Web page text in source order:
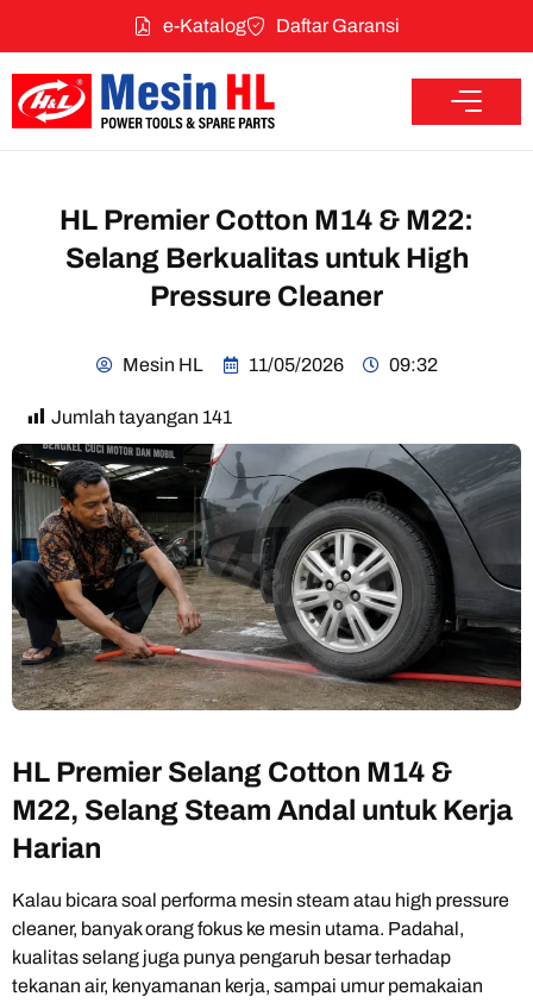
e-Katalog Daftar Garansi
HL Premier Cotton M14 & M22:
Selang Berkualitas untuk High
Pressure Cleaner
Mesin HL 11/05/2026 09:32
Jumlah tayangan 141
HL Premier Selang Cotton M14 &
M22, Selang Steam Andal untuk Kerja
Harian
Kalau bicara soal performa mesin steam atau high pressure
cleaner, banyak orang fokus ke mesin utama. Padahal,
kualitas selang juga punya pengaruh besar terhadap
tekanan air, kenyamanan kerja, sampai umur pemakaian